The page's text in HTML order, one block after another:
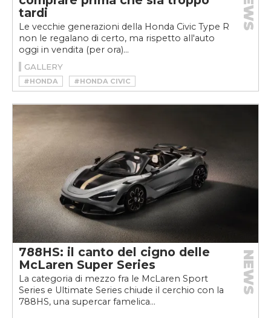
tardi
Le vecchie generazioni della Honda Civic Type R
non le regalano di certo, ma rispetto all'auto
oggi in vendita (per ora)...
GALLERY
#HONDA
#HONDA CIVIC
#HONDA CIVIC TYPE R
788HS: il canto del cigno delle
McLaren Super Series
La categoria di mezzo fra le McLaren Sport
Series e Ultimate Series chiude il cerchio con la
788HS, una supercar famelica...
NEWS